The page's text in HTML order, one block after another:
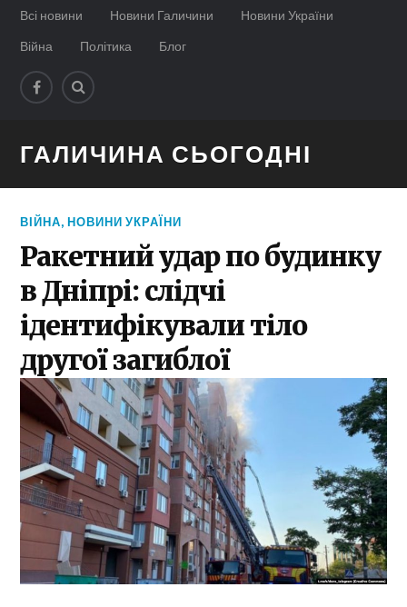
Всі новини Новини Галичини
Новини України
Війна
Політика Блог
ГАЛИЧИНА СЬОГОДНІ
ВІЙНА,НОВИНИ УКРАЇНИ
Ракетний удар по будинку
в Дніпрі: слідчі
ідентифікували тіло
другої загиблої